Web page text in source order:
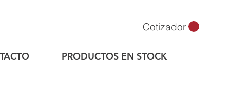
Cotizador
PRODUCTOS EN STOCK